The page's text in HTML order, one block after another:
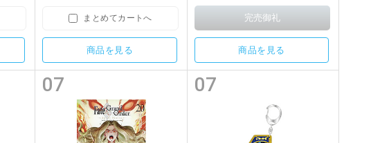
まとめてカートへ
商品を見る 商品を見る
07 07